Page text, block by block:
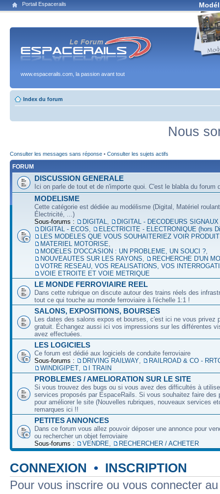
Portail Espacerails
www.espacerails.com, la passion avant tout
Index du forum
Nous
Consulter les messages sans réponse • Consulter les sujets actifs
FORUM
DISCUSSION GENERALE
Ici on parle de tout et de n'importe quoi. C'est le blabla du forum
MODELISME
Cette catégorie est dédiée au modélisme (Digital, Matériel
Électricité, ...)
Sous-forums :
DIGITAL,
DIGITAL - DECODEURS
DIGITAL - ECOS,
ELECTRICITE - ELECTRONIQUE (hors
LES MODELES QUE VOUS SOUHAITERIEZ VOIR
MATERIEL MOTORISE,
MODELES D'OCCASION : UN PROBLEME, UN SOUCI ?,
NOUVEAUTES SUR LES RAYONS,
RECHERCHE D'UN
VOTRE RESEAU, VOS REALISATIONS, VOS
VOIE ETROITE ET VOIE METRIQUE
LE MONDE FERROVIAIRE REEL
Dans cette rubrique on discute autour des trains réels des
tout ce qui touche au monde ferroviaire à l'échelle 1:1 !
SALONS, EXPOSITIONS, BOURSES
Les dates des salons expos et bourses, c'est ici ne vous privez
gratuit. Échangez aussi ici vos impressions sur les différentes
avez effectuées.
LES LOGICIELS
Ce forum est dédié aux logiciels de conduite ferroviaire
Sous-forums :
DRIVING RAILWAY,
RAILROAD & CO -
WINDIGIPET, I TRAIN
PROBLEMES / AMELIORATION SUR LE SITE
Si vous trouvez des bugs ou si vous avez des difficultés à
services proposés par EspaceRails. Si vous souhaitez faire des
pour améliorer le site (Nouvelles rubriques, nouveaux services
remarques ici !!
PETITES ANNONCES
Dans ce forum vous allez pouvoir déposer une annonce pour
ou rechercher un objet ferroviaire
Sous-forums :
VENDRE, RECHERCHER / ACHETER
CONNEXION • INSCRIPTION
Pour vous inscrire ou vous connecter